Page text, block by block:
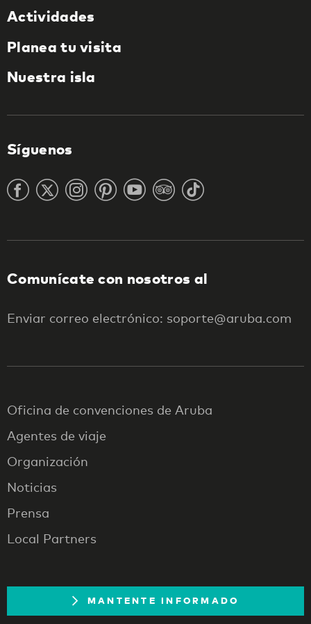
Actividades
Planea tu visita
Nuestra isla
Síguenos
Comunícate con nosotros al
Enviar correo electrónico: soporte@aruba.com
Oficina de convenciones de Aruba
Agentes de viaje
Organización
Noticias
Prensa
Local Partners
MANTENTE INFORMADO